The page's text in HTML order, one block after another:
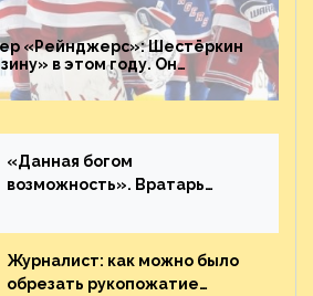
«Рейнджерс»: Шестёркин
в этом году. Он
«Данная богом
возможность». Вратарь
броске бутылкой в Кадри
Журналист: как можно было
обрезать рукопожатие